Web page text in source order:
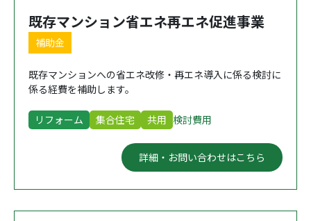
既存マンション省エネ再エネ促進事業
補助金
既存マンションへの省エネ改修・再エネ導入に係る検討に
係る経費を補助します。
リフォーム 集合住宅 共用 検討費用
詳細・お問い合わせはこちら